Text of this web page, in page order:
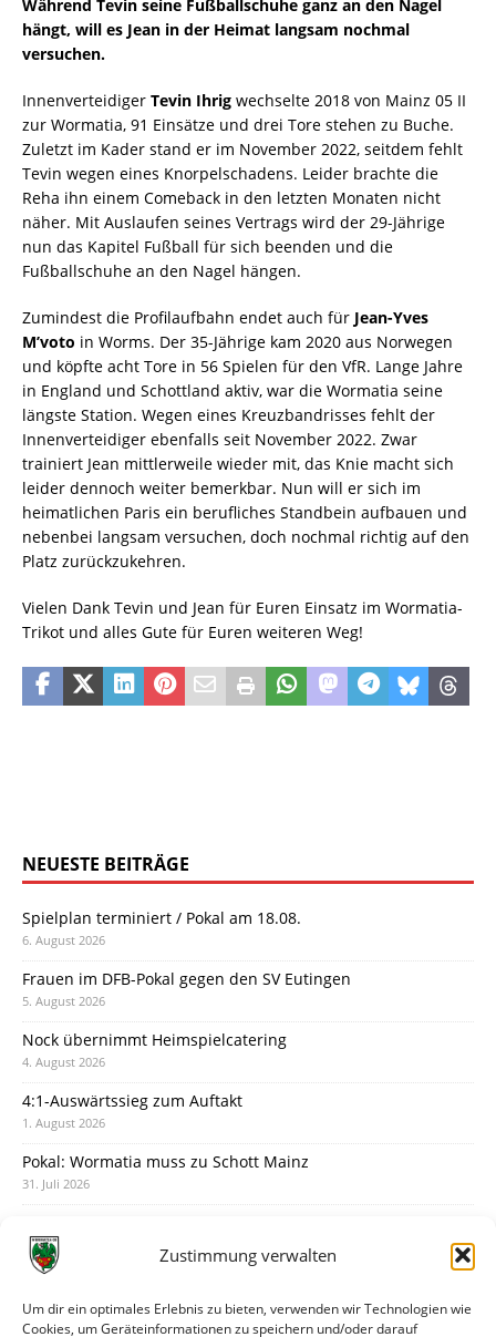
Zustimmung verwalten
Um dir ein optimales Erlebnis zu bieten, verwenden wir Technologien wie
Cookies, um Geräteinformationen zu speichern und/oder darauf
Während Tevin seine Fußballschuhe ganz an den Nagel
hängt, will es Jean in der Heimat langsam nochmal
versuchen.
Innenverteidiger Tevin Ihrig wechselte 2018 von Mainz 05 II
zur Wormatia, 91 Einsätze und drei Tore stehen zu Buche.
Zuletzt im Kader stand er im November 2022, seitdem fehlt
Tevin wegen eines Knorpelschadens. Leider brachte die
Reha ihn einem Comeback in den letzten Monaten nicht
näher. Mit Auslaufen seines Vertrags wird der 29-Jährige
nun das Kapitel Fußball für sich beenden und die
Fußballschuhe an den Nagel hängen.
Zumindest die Profilaufbahn endet auch für Jean-Yves
M’voto in Worms. Der 35-Jährige kam 2020 aus Norwegen
und köpfte acht Tore in 56 Spielen für den VfR. Lange Jahre
in England und Schottland aktiv, war die Wormatia seine
längste Station. Wegen eines Kreuzbandrisses fehlt der
Innenverteidiger ebenfalls seit November 2022. Zwar
trainiert Jean mittlerweile wieder mit, das Knie macht sich
leider dennoch weiter bemerkbar. Nun will er sich im
heimatlichen Paris ein berufliches Standbein aufbauen und
nebenbei langsam versuchen, doch nochmal richtig auf den
Platz zurückzukehren.
Vielen Dank Tevin und Jean für Euren Einsatz im Wormatia-
Trikot und alles Gute für Euren weiteren Weg!
NEUESTE BEITRÄGE
Spielplan terminiert / Pokal am 18.08.
6. August 2026
Frauen im DFB-Pokal gegen den SV Eutingen
5. August 2026
Nock übernimmt Heimspielcatering
4. August 2026
4:1-Auswärtssieg zum Auftakt
1. August 2026
Pokal: Wormatia muss zu Schott Mainz
31. Juli 2026
30. Juli 2026
28. Juli 2026